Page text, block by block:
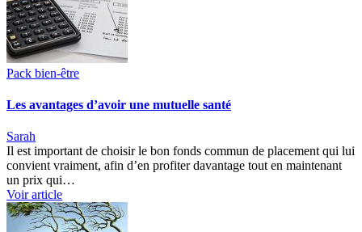
Pack bien-être
Les avantages d’avoir une mutuelle santé
Sarah
Il est important de choisir le bon fonds commun de placement qui lui
convient vraiment, afin d’en profiter davantage tout en maintenant
un prix qui…
Voir article